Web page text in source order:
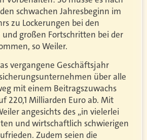
schwachen Jahresbeginn im
zu Lockerungen bei den
und großen Fortschritten bei der
so Weiler.
vergangene Geschäftsjahr
über alle
mit einem Beitragszuwachs
220,1 Milliarden Euro ab. Mit
angesichts des „in vielerlei
und wirtschaftlich schwierigen
Zudem seien die